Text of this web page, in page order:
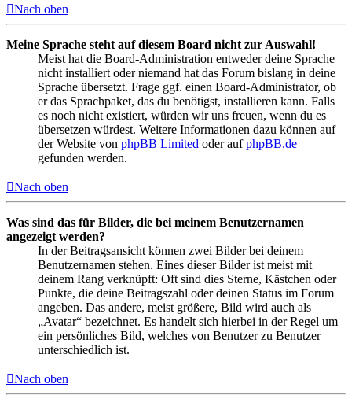
Nach oben
Meine Sprache steht auf diesem Board nicht zur Auswahl!
Meist hat die Board-Administration entweder deine Sprache
nicht installiert oder niemand hat das Forum bislang in deine
Sprache übersetzt. Frage ggf. einen Board-Administrator, ob
er das Sprachpaket, das du benötigst, installieren kann. Falls
es noch nicht existiert, würden wir uns freuen, wenn du es
übersetzen würdest. Weitere Informationen dazu können auf
der Website von phpBB Limited oder aufphpBB.de
gefunden werden.
Nach oben
Was sind das für Bilder, die bei meinem Benutzernamen
angezeigt werden?
In der Beitragsansicht können zwei Bilder bei deinem
Benutzernamen stehen. Eines dieser Bilder ist meist mit
deinem Rang verknüpft: Oft sind dies Sterne, Kästchen oder
Punkte, die deine Beitragszahl oder deinen Status im Forum
angeben. Das andere, meist größere, Bild wird auch als
„Avatar“ bezeichnet. Es handelt sich hierbei in der Regel um
ein persönliches Bild, welches von Benutzer zu Benutzer
unterschiedlich ist.
Nach oben